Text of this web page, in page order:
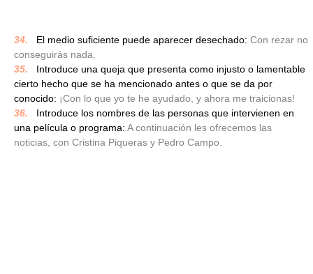
34. El medio suficiente puede aparecer desechado: Con rezar no
conseguirás nada.
35.
Introduce una queja que presenta como injusto o lamentable
cierto hecho que se ha mencionado antes o que se da por
conocido: ¡Con lo que yo te he ayudado, y ahora me traicionas!
36.
Introduce los nombres de las personas que intervienen en
una película o programa: A continuación les ofrecemos las
noticias, con Cristina Piqueras y Pedro Campo.